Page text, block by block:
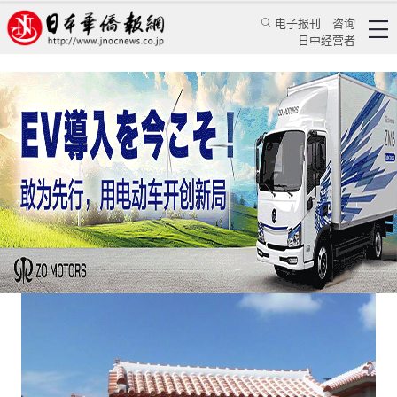
电子报刊
咨询
日中经营者
日本最高法院判处违宪 那霸孔子庙需缴纳地租
《日本新华侨报》记者 乔聚 日本新闻 社会观察
日本华侨报网 2021/2/25 09:55:31